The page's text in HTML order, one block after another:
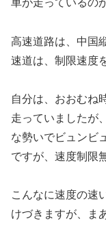
高速道路は、中国
速道は、制限速度
自分は、おおむね
走っていましたが
な勢いでビュンビ
ですが、速度制限
こんなに速度の速
けづきますが、ま